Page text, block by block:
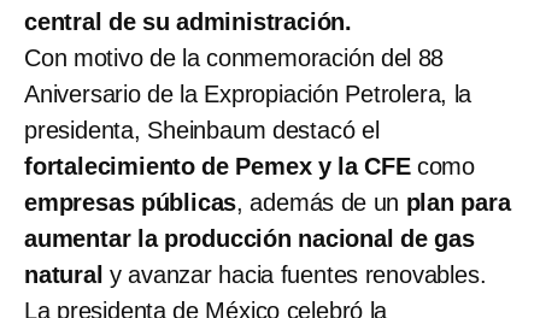
central de su administración.
Con motivo de la conmemoración del 88
Aniversario de la Expropiación Petrolera, la
presidenta, Sheinbaum destacó el
fortalecimiento de Pemex y la CFEcomo
empresas públicas, además de un plan para
aumentar la producción nacional de gas
natural y avanzar hacia fuentes renovables.
La presidenta de México celebró la